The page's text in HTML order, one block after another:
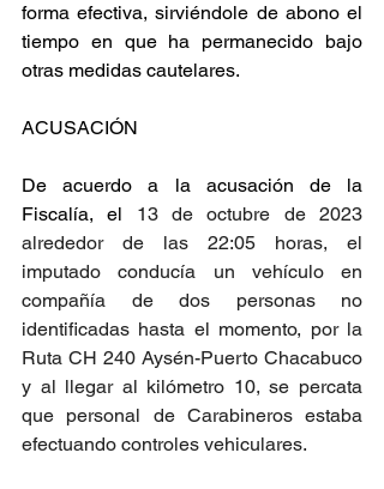
forma efectiva, sirviéndole de abono el
tiempo en que ha permanecido bajo
otras medidas cautelares.
ACUSACIÓN
De acuerdo a la acusación de la
Fiscalía, el 13 de octubre de 2023
alrededor de las 22:05 horas, el
imputado conducía un vehículo en
compañía de dos personas no
identificadas hasta el momento, por la
Ruta CH 240 Aysén-Puerto Chacabuco
y al llegar al kilómetro 10, se percata
que personal de Carabineros estaba
efectuando controles vehiculares.